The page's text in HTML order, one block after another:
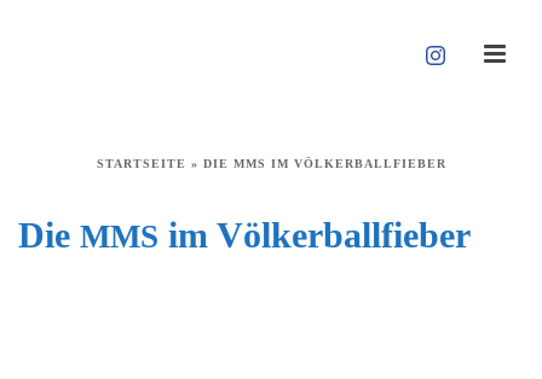
STARTSEITE » DIE MMS IM VÖLKERBALLFIEBER
Die MMS im Völkerballfieber